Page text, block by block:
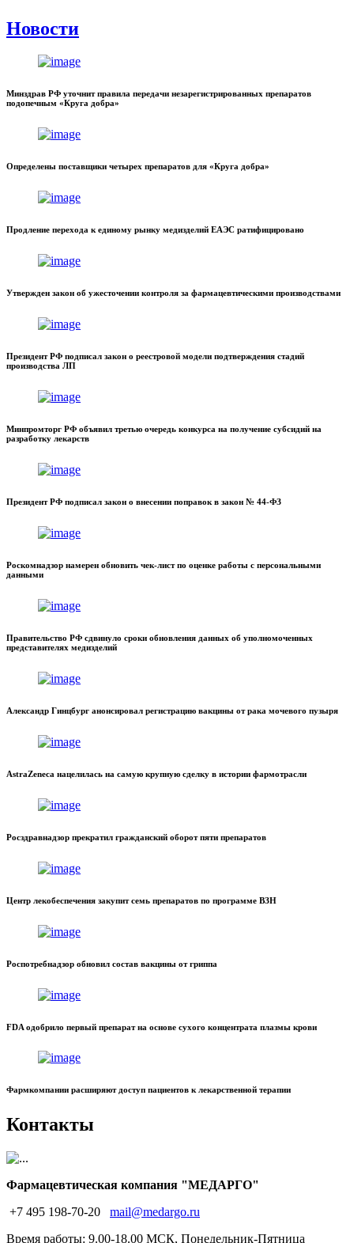
Новости
Минздрав РФ уточнит правила передачи незарегистрированных препаратов
подопечным «Круга добра»
Определены поставщики четырех препаратов для «Круга добра»
Продление перехода к единому рынку медизделий ЕАЭС ратифицировано
Утвержден закон об ужесточении контроля за фармацевтическими производствами
Президент РФ подписал закон о реестровой модели подтверждения стадий
производства ЛП
Минпромторг РФ объявил третью очередь конкурса на получение субсидий на
разработку лекарств
Президент РФ подписал закон о внесении поправок в закон № 44-ФЗ
Роскомнадзор намерен обновить чек-лист по оценке работы с персональными
данными
Правительство РФ сдвинуло сроки обновления данных об уполномоченных
представителях медизделий
Александр Гинцбург анонсировал регистрацию вакцины от рака мочевого пузыря
AstraZeneca нацелилась на самую крупную сделку в истории фармотрасли
Росздравнадзор прекратил гражданский оборот пяти препаратов
Центр лекобеспечения закупит семь препаратов по программе ВЗН
Роспотребнадзор обновил состав вакцины от гриппа
FDA одобрило первый препарат на основе сухого концентрата плазмы крови
Фармкомпании расширяют доступ пациентов к лекарственной терапии
Контакты
Фармацевтическая компания "МЕДАРГО"
+7 495 198-70-20
mail@medargo.ru
Время работы: 9.00-18.00 МСК, Понедельник-Пятница